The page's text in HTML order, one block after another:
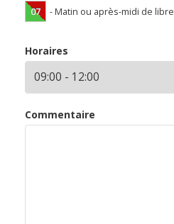
07 - Matin ou après-midi de libre
Horaires
Commentaire